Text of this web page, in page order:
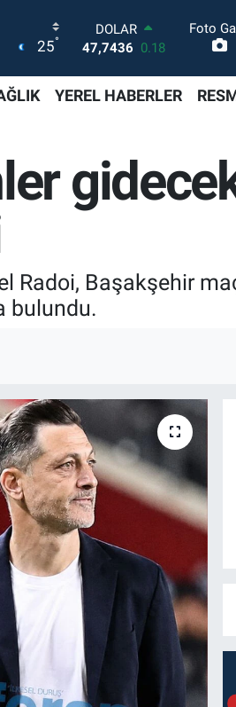
25°
DOLAR
47,7436 0.18
STERLİN
6648.99
BİST100
13.779 -14
Foto
YEREL HABERLER
Başakşehir
bulundu.